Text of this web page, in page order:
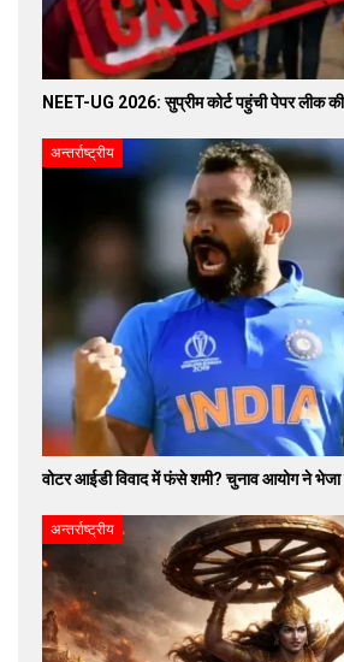
NEET-UG 2026: सुप्रीम कोर्ट पहुंची पेपर लीक
अन्तर्राष्ट्रीय
वोटर आईडी विवाद में फंसे शमी? चुनाव आयोग ने भेजा
अन्तर्राष्ट्रीय